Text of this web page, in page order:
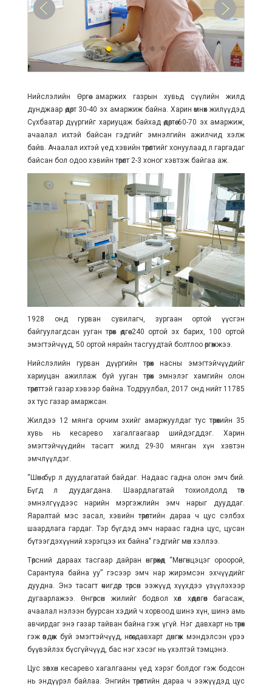
Нийслэлийн Өргөө амаржих газрын хувьд сүүлийн жилд
дунджаар өдөрт 30-40 эх амаржиж байна. Харин өмнөх жилүүдэд
Сүхбаатар дүүргийг хариуцаж байхад өдөртөө 60-70 эх амаржиж,
ачаалал ихтэй байсан гэдгийг эмнэлгийн ажилчид хэлж
байв. Ачаалал ихтэй үед хэвийн төрөлтийг хонуулаад л гаргадаг
байсан бол одоо хэвийн төрөлт 2-3 хоног хэвтэж байгаа аж.
1928 онд гурван сувилагч, зургаан ортой үүсгэн
байгуулагдсан ууган төрөх өдгөө 240 ортой эх барих, 100 ортой
эмэгтэйчүүд, 50 ортой нярайн тасгуудтай болтлоо өргөжжээ.
Нийслэлийн гурван дүүргийн төрөх насны эмэгтэйчүүдийг
хариуцан ажиллаж буй ууган төрөх эмнэлэг хамгийн олон
төрөлттэй газар хэвээр байна. Тодруулбал, 2017 онд нийт 11785
эх тус газар амаржсан.
Жилдээ 12 мянга орчим эхийг амаржуулдаг тус төрөхийн 35
хувь нь кесарево хагалгаагаар шийдэгддэг. Харин
эмэгтэйчүүдийн тасагт жилд 29-30 мянган хүн хэвтэн
эмчлүүлдэг.
“Шөнө бүр л дуудлагатай байдаг. Надаас гадна олон эмч бий.
Бүгд л дуудагдана. Шаардлагатай тохиолдолд төв
эмнэлгүүдээс нарийн мэргэжлийн эмч нарыг дууддаг.
Яаралтай мэс засал, хэвийн төрөлтийн дараа ч цус сэлбэх
шаардлага гардаг. Тэр бүгдэд эмч нараас гадна цус, цусан
бүтээгдэхүүний хэрэгцээ их байна" гэдгийг мөн хэллээ.
Төрсний дараах тасгаар дайран өнгөрөхөд “Мөнгөнцэцэг ороорой,
Сарантуяа байна уу” гэсээр эмч нар жирэмсэн эхчүүдийг
дуудна. Энэ тасагт өчигдөр төрсөн ээжүүд хүүхдээ үзүүлэхээр
дугаарлажээ. Өнгөрсөн жилийг бодвол хөл хөдөлгөөн багасаж,
ачаалал нэлээн буурсан хэдий ч хорвоод шинэ хүн, шинэ амь
авчирдаг энэ газар тайван байна гэж үгүй. Нэг давхарт нь төрөх
гэж өвдөж буй эмэгтэйчүүд, нөгөө давхарт дөнгөж мэндэлсэн үрээ
бүүвэйлэх бүсгүйчүүд, бас нэг хэсэг нь үхэлтэй тэмцэнэ.
Цус зөвхөн кесарево хагалгааны үед хэрэг болдог гэж бодсон
нь эндүүрэл байлаа. Энгийн төрөлтийн дараа ч ээжүүдэд цус